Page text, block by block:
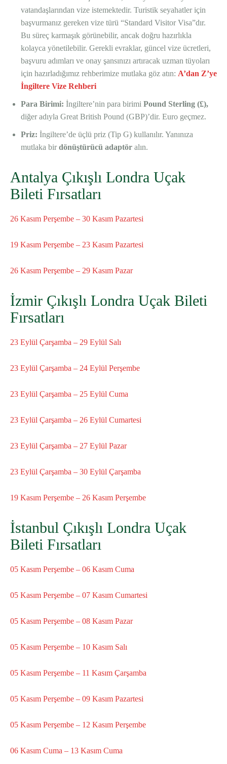
vatandaşlarından vize istemektedir. Turistik seyahatler için
başvurmanız gereken vize türü “Standard Visitor Visa”dır.
Bu süreç karmaşık görünebilir, ancak doğru hazırlıkla
kolayca yönetilebilir. Gerekli evraklar, güncel vize ücretleri,
başvuru adımları ve onay şansınızı artıracak uzman tüyoları
için hazırladığımız rehberimize mutlaka göz atın: A’dan Z’ye
İngiltere Vize Rehberi
Para Birimi: İngiltere’nin para birimi Pound Sterling (£),
diğer adıyla Great British Pound (GBP)’dir. Euro geçmez.
Priz: İngiltere’de üçlü priz (Tip G) kullanılır. Yanınıza
mutlaka birdönüştürücü adaptör alın.
Antalya Çıkışlı Londra Uçak
Bileti Fırsatları
26 Kasım Perşembe – 30 Kasım Pazartesi
19 Kasım Perşembe – 23 Kasım Pazartesi
26 Kasım Perşembe – 29 Kasım Pazar
İzmir Çıkışlı Londra Uçak Bileti
Fırsatları
23 Eylül Çarşamba – 29 Eylül Salı
23 Eylül Çarşamba – 24 Eylül Perşembe
23 Eylül Çarşamba – 25 Eylül Cuma
23 Eylül Çarşamba – 26 Eylül Cumartesi
23 Eylül Çarşamba – 27 Eylül Pazar
23 Eylül Çarşamba – 30 Eylül Çarşamba
19 Kasım Perşembe – 26 Kasım Perşembe
İstanbul Çıkışlı Londra Uçak
Bileti Fırsatları
05 Kasım Perşembe – 06 Kasım Cuma
05 Kasım Perşembe – 07 Kasım Cumartesi
05 Kasım Perşembe – 08 Kasım Pazar
05 Kasım Perşembe – 10 Kasım Salı
05 Kasım Perşembe – 11 Kasım Çarşamba
05 Kasım Perşembe – 09 Kasım Pazartesi
05 Kasım Perşembe – 12 Kasım Perşembe
06 Kasım Cuma – 13 Kasım Cuma